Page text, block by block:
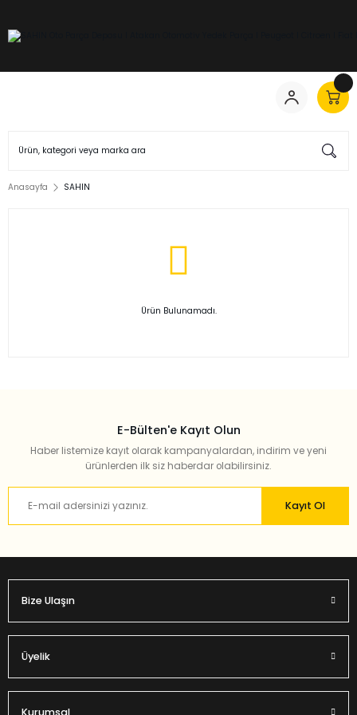
Anasayfa SAHIN
Ürün Bulunamadı.
E-Bülten'e Kayıt Olun
Haber listemize kayıt olarak kampanyalardan, indirim ve yeni
ürünlerden ilk siz haberdar olabilirsiniz.
Kayıt Ol
Bize Ulaşın
Üyelik
Kurumsal